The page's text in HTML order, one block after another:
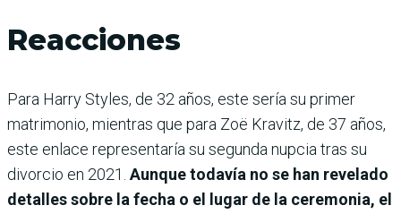
Reacciones
​Para Harry Styles, de 32 años, este sería su primer
matrimonio, mientras que para Zoë Kravitz, de 37 años,
este enlace representaría su segunda nupcia tras su
divorcio en 2021. Aunque todavía no se han revelado
detalles sobre la fecha o el lugar de la ceremonia, el